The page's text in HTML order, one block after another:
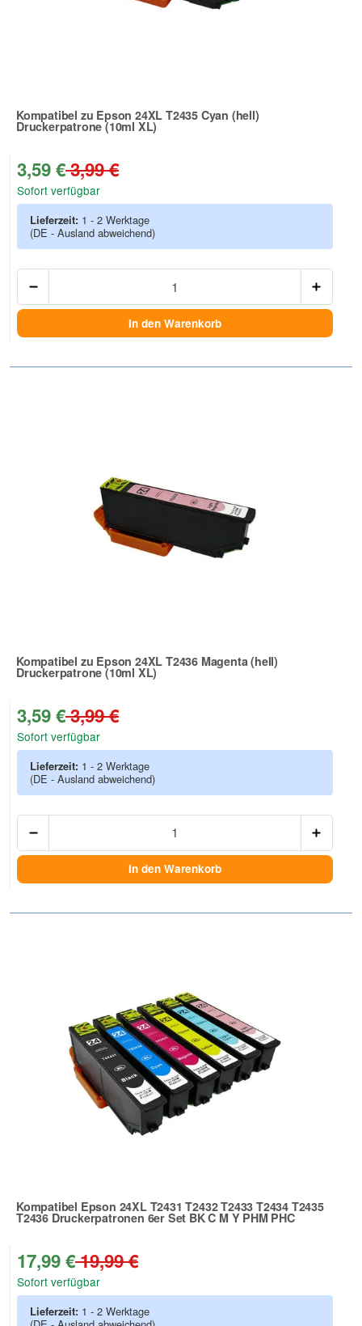
Kompatibel zu Epson 24XL T2435 Cyan (hell)
Druckerpatrone (10ml XL)
Zur Artikelbewertung
3,59 €3,99 €
Sofort verfügbar
Lieferzeit: 1 - 2 Werktage
(DE - Ausland abweichend)
In den Warenkorb
Kompatibel zu Epson 24XL T2436 Magenta (hell)
Druckerpatrone (10ml XL)
Zur Artikelbewertung
3,59 €3,99 €
Sofort verfügbar
Lieferzeit: 1 - 2 Werktage
(DE - Ausland abweichend)
In den Warenkorb
Kompatibel Epson 24XL T2431 T2432 T2433 T2434 T2435
T2436 Druckerpatronen 6er Set BK C M Y PHM PHC
Zur Artikelbewertung
17,99 €19,99 €
Sofort verfügbar
Lieferzeit: 1 - 2 Werktage